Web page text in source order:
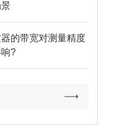
的带宽对测量精度
?